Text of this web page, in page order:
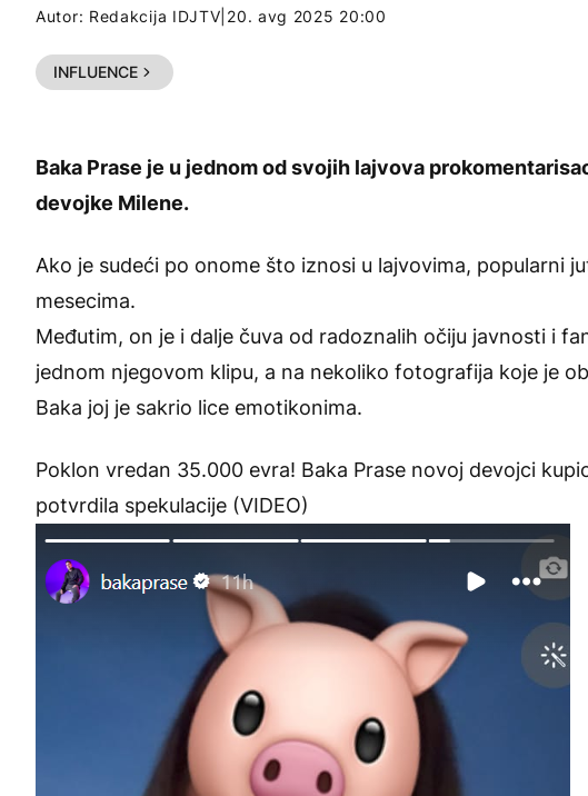
Autor: Redakcija IDJTV 20. avg 2025 20:00
INFLUENCE
Baka Prase je u jednom od svojih lajvova
devojke Milene.
Ako je sudeći po onome što iznosi u lajvovima, popularni
mesecima.
Međutim, on je i dalje čuva od radoznalih očiju javnosti i
jednom njegovom klipu, a na nekoliko fotografija koje je
Baka joj je sakrio lice emotikonima.
Poklon vredan 35.000 evra! Baka Prase novoj devojci
potvrdila spekulacije (VIDEO)